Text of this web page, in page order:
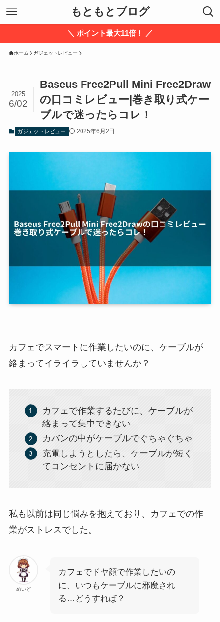
もともとブログ
＼ ポイント最大11倍！ ／
ホーム ガジェットレビュー
Baseus Free2Pull Mini Free2Draw
の口コミレビュー|巻き取り式ケー
ブルで迷ったらコレ！
2025
6/02
ガジェットレビュー 2025年6月2日
カフェでスマートに作業したいのに、ケーブルが
絡まってイライラしていませんか？
カフェで作業するたびに、ケーブルが
絡まって集中できない
カバンの中がケーブルでぐちゃぐちゃ
充電しようとしたら、ケーブルが短く
てコンセントに届かない
私も以前は同じ悩みを抱えており、カフェでの作
業がストレスでした。
めいど
カフェでドヤ顔で作業したいの
に、いつもケーブルに邪魔され
る…どうすれば？